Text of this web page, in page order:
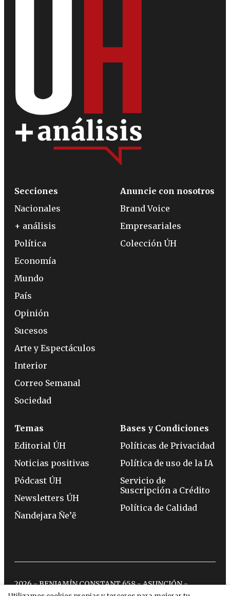
Secciones
Nacionales
+ análisis
Política
Economía
Mundo
País
Opinión
Sucesos
Arte y Espectáculos
Interior
Correo Semanal
Sociedad
Anuncie con nosotros
Brand Voice
Empresariales
Colección ÚH
Temas
Editorial ÚH
Noticias positivas
Pódcast ÚH
Newsletters ÚH
Ñandejara Ñe’ẽ
Bases y Condiciones
Políticas de Privacidad
Política de uso de la IA
Servicio de
Suscripción a Crédito
Política de Calidad
2026 - BENJAMÍN CONSTANT 658 - ASUNCIÓN -
TELÉFONO: (0994) 715 715